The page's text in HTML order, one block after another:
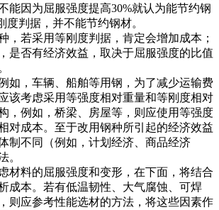
能因为屈服强度提高30%就认为能节约钢
度判据，并不能节约钢材。
，若采用等刚度判据，肯定会增加成本；
是否有经济效益，取决于屈服强度的比值
如，车辆、船舶等用钢，为了减少运输费
该考虑采用等强度相对重量和等刚度相对
，例如，桥梁、房屋等，则应使用等强度
对成本。至于改用钢种所引起的经济效益
制不同（例如，计划经济、商品经济
。
材料的屈服强度和变形，在下面，将结合
成本。若有低温韧性、大气腐蚀、可焊
则应参考性能选材的方法，将这些因素作